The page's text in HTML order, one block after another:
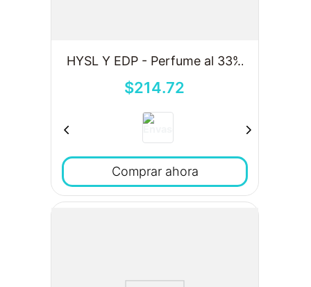
HYSL Y EDP - Perfume al 33%
$214.72
Comprar ahora